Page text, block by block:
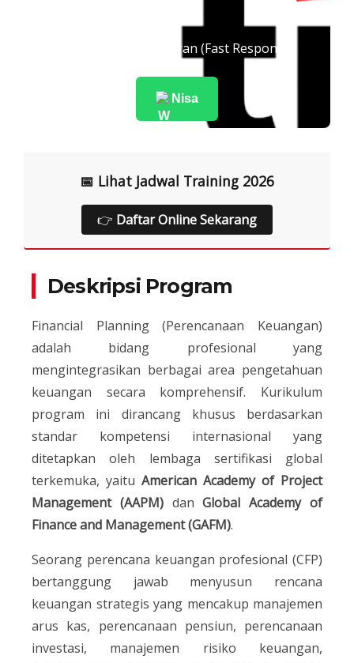
Konsultasi Pendaftaran (Fast Response):
Nisa
📅 Lihat Jadwal Training 2026
👉 Daftar Online Sekarang
Deskripsi Program
Financial Planning (Perencanaan Keuangan)
adalah bidang profesional yang
mengintegrasikan berbagai area pengetahuan
keuangan secara komprehensif. Kurikulum
program ini dirancang khusus berdasarkan
standar kompetensi internasional yang
ditetapkan oleh lembaga sertifikasi global
terkemuka, yaitu American Academy of Project
Management (AAPM)danGlobal Academy of
Finance and Management (GAFM).
Seorang perencana keuangan profesional (CFP)
bertanggung jawab menyusun rencana
keuangan strategis yang mencakup manajemen
arus kas, perencanaan pensiun, perencanaan
investasi, manajemen risiko keuangan,